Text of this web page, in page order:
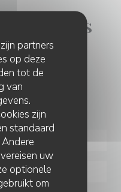
partners
op deze
tot de
van
zijn
standaard
uw
optionele
om
MET ONS
opnemen?
formulier in!